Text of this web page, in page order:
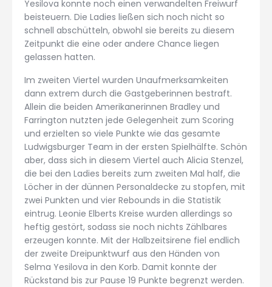
Yesilova konnte noch einen verwandelten Freiwurf
beisteuern. Die Ladies ließen sich noch nicht so
schnell abschütteln, obwohl sie bereits zu diesem
Zeitpunkt die eine oder andere Chance liegen
gelassen hatten.
Im zweiten Viertel wurden Unaufmerksamkeiten
dann extrem durch die Gastgeberinnen bestraft.
Allein die beiden Amerikanerinnen Bradley und
Farrington nutzten jede Gelegenheit zum Scoring
und erzielten so viele Punkte wie das gesamte
Ludwigsburger Team in der ersten Spielhälfte. Schön
aber, dass sich in diesem Viertel auch Alicia Stenzel,
die bei den Ladies bereits zum zweiten Mal half, die
Löcher in der dünnen Personaldecke zu stopfen, mit
zwei Punkten und vier Rebounds in die Statistik
eintrug. Leonie Elberts Kreise wurden allerdings so
heftig gestört, sodass sie noch nichts Zählbares
erzeugen konnte. Mit der Halbzeitsirene fiel endlich
der zweite Dreipunktwurf aus den Händen von
Selma Yesilova in den Korb. Damit konnte der
Rückstand bis zur Pause 19 Punkte begrenzt werden.